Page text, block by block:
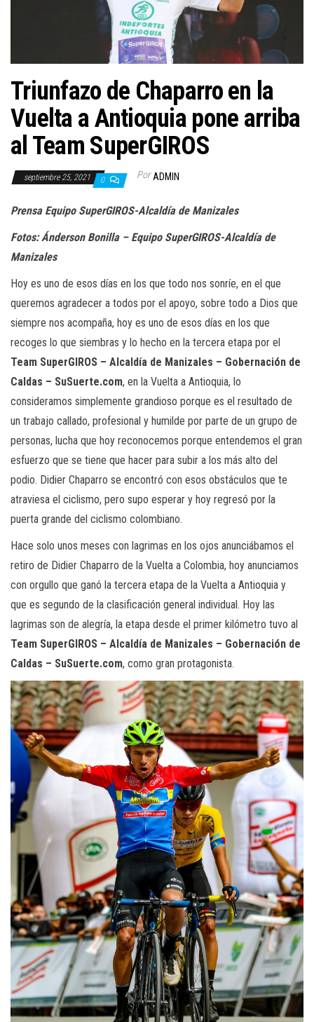
ó
Triunfazo de Chaparro en la
Vuelta a Antioquia pone arriba
al Team SuperGIROS
septiembre 25, 2021 0 Por ADMIN
Prensa Equipo SuperGIROS-Alcaldía de Manizales
Fotos: Ánderson Bonilla – Equipo SuperGIROS-Alcaldía de
Manizales
Hoy es uno de esos días en los que todo nos sonríe, en el que
queremos agradecer a todos por el apoyo, sobre todo a Dios que
siempre nos acompaña, hoy es uno de esos días en los que
recoges lo que siembras y lo hecho en la tercera etapa por el
Team SuperGIROS – Alcaldía de Manizales – Gobernación de
Caldas – SuSuerte.com, en la Vuelta a Antioquia, lo
consideramos simplemente grandioso porque es el resultado de
un trabajo callado, profesional y humilde por parte de un grupo de
personas, lucha que hoy reconocemos porque entendemos el gran
esfuerzo que se tiene que hacer para subir a los más alto del
podio. Didier Chaparro se encontró con esos obstáculos que te
atraviesa el ciclismo, pero supo esperar y hoy regresó por la
puerta grande del ciclismo colombiano.
Hace solo unos meses con lagrimas en los ojos anunciábamos el
retiro de Didier Chaparro de la Vuelta a Colombia, hoy anunciamos
con orgullo que ganó la tercera etapa de la Vuelta a Antioquia y
que es segundo de la clasificación general individual. Hoy las
lagrimas son de alegría, la etapa desde el primer kilómetro tuvo al
Team SuperGIROS – Alcaldía de Manizales – Gobernación de
Caldas – SuSuerte.com, como gran protagonista.